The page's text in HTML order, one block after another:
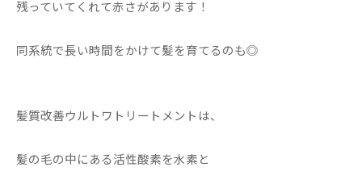
残っていてくれて赤さがあります！
同系統で長い時間をかけて髪を育てるのも◎
髪質改善ウルトワトリートメントは、
髪の毛の中にある活性酸素を水素と